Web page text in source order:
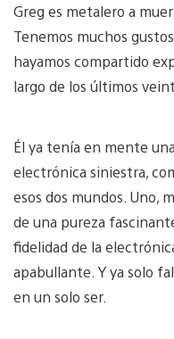
Greg es metalero a
Tenemos muchos
hayamos compartido
largo de los últimos
Él ya tenía en mente
electrónica siniestra,
esos dos mundos. Uno,
de una pureza
fidelidad de la
apabullante. Y ya solo
en un solo ser.